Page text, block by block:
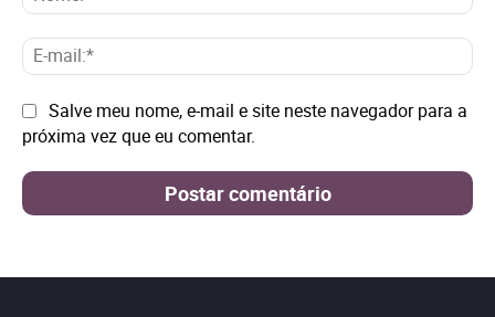
E-
Site: Salve meu nome, e-mail e site neste navegador para a
próxima vez que eu comentar.